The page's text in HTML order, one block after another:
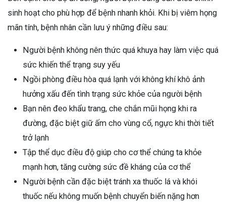
sinh hoạt cho phù hợp để bệnh nhanh khỏi. Khi bị viêm họng
mãn tính, bệnh nhân cần lưu ý những điều sau:
Người bệnh không nên thức quá khuya hay làm việc quá
sức khiến thể trạng suy yếu
Ngồi phòng điều hòa quá lạnh với không khí khô ảnh
hưởng xấu đến tình trạng sức khỏe của người bệnh
Bạn nên đeo khẩu trang, che chắn mũi họng khi ra
đường, đặc biệt giữ ấm cho vùng cổ, ngực khi thời tiết
trở lạnh
Tập thể dục điều độ giúp cho cơ thể chúng ta khỏe
mạnh hơn, tăng cường sức đề kháng của cơ thể
Người bệnh cần đặc biệt tránh xa thuốc lá và khói
thuốc nếu không muốn bệnh chuyển biến nặng hơn